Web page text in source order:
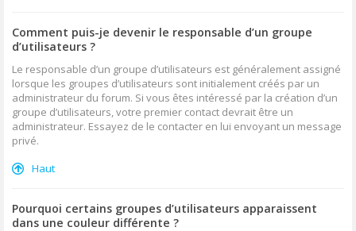
Comment puis-je devenir le responsable d’un groupe
d’utilisateurs ?
Le responsable d’un groupe d’utilisateurs est généralement assigné
lorsque les groupes d’utilisateurs sont initialement créés par un
administrateur du forum. Si vous êtes intéressé par la création d’un
groupe d’utilisateurs, votre premier contact devrait être un
administrateur. Essayez de le contacter en lui envoyant un message
privé.
Haut
Pourquoi certains groupes d’utilisateurs apparaissent
dans une couleur différente ?